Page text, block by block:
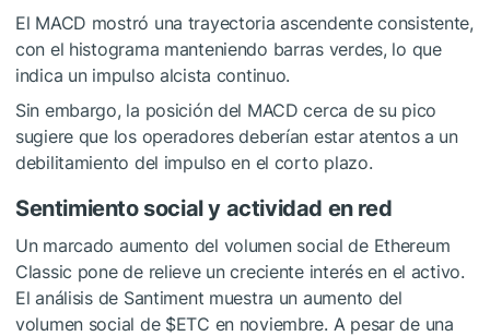
El MACD mostró una trayectoria ascendente consistente,
con el histograma manteniendo barras verdes, lo que
indica un impulso alcista continuo.
Sin embargo, la posición del MACD cerca de su pico
sugiere que los operadores deberían estar atentos a un
debilitamiento del impulso en el corto plazo.
Sentimiento social y actividad en red
Un marcado aumento del volumen social de Ethereum
Classic pone de relieve un creciente interés en el activo.
El análisis de Santiment muestra un aumento del
volumen social de $ETC en noviembre. A pesar de una